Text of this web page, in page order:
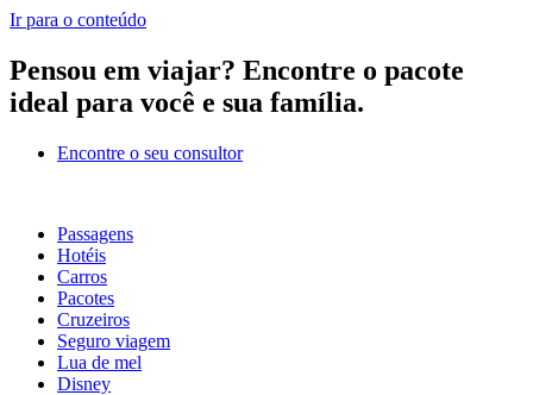
Ir para o conteúdo
Pensou em viajar? Encontre o pacote
ideal para você e sua família.
Encontre o seu consultor
Passagens
Hotéis
Carros
Pacotes
Cruzeiros
Seguro viagem
Lua de mel
Disney